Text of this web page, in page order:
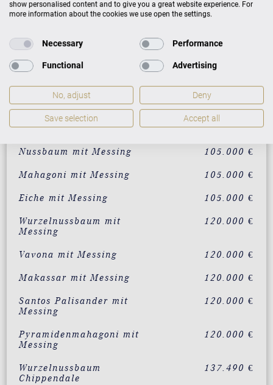
Schwarz mit Messing 90.000 €
individualisierbar in 200
RAL-Farben
120.000 €
Weiß mit Messing 95.000 €
Nussbaum mit Messing 105.000 €
Mahagoni mit Messing 105.000 €
Eiche mit Messing 105.000 €
Wurzelnussbaum mit
Messing
120.000 €
Vavona mit Messing 120.000 €
Makassar mit Messing 120.000 €
Santos Palisander mit
Messing
120.000 €
Pyramidenmahagoni mit
Messing
120.000 €
Wurzelnussbaum
Chippendale
137.490 €
show personalised content and to give you a great website experience. For
more information about the cookies we use open the settings.
Necessary Performance
Functional Advertising
No, adjust Deny
Save selection Accept all